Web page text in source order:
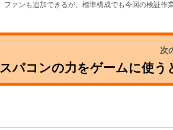
ファンも追加できるが、標準構成でも今回の検証作
スパコンの力をゲームに使